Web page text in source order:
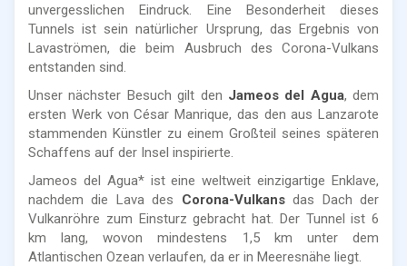
unvergesslichen Eindruck. Eine Besonderheit dieses
Tunnels ist sein natürlicher Ursprung, das Ergebnis von
Lavaströmen, die beim Ausbruch des Corona-Vulkans
entstanden sind.
Unser nächster Besuch gilt den Jameos del Agua, dem
ersten Werk von César Manrique, das den aus Lanzarote
stammenden Künstler zu einem Großteil seines späteren
Schaffens auf der Insel inspirierte.
Jameos del Agua* ist eine weltweit einzigartige Enklave,
nachdem die Lava des Corona-Vulkansdas Dach der
Vulkanröhre zum Einsturz gebracht hat. Der Tunnel ist 6
km lang, wovon mindestens 1,5 km unter dem
Atlantischen Ozean verlaufen, da er in Meeresnähe liegt.